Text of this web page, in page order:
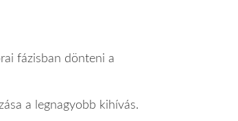
fázisban dönteni a
a legnagyobb kihívás.